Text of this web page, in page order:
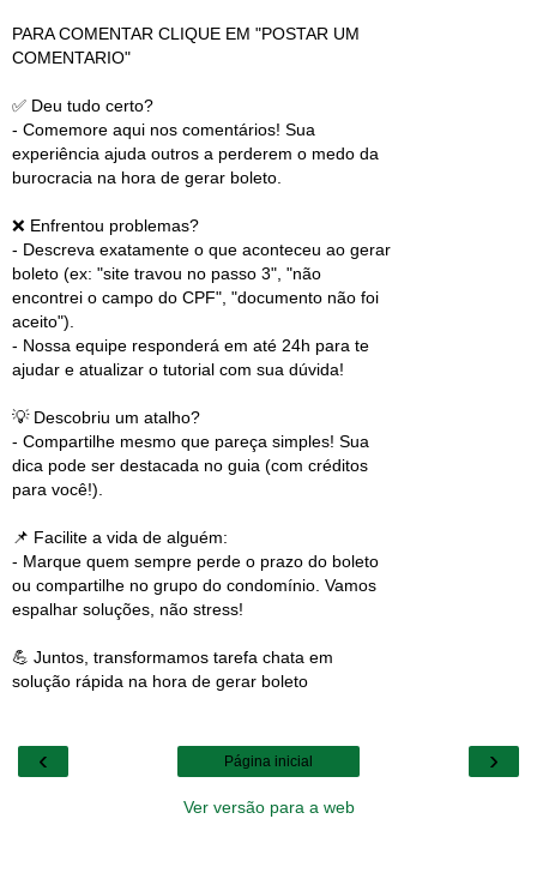
PARA COMENTAR CLIQUE EM "POSTAR UM
COMENTARIO"
✅ Deu tudo certo?
- Comemore aqui nos comentários! Sua
experiência ajuda outros a perderem o medo da
burocracia na hora de gerar boleto.
❌ Enfrentou problemas?
- Descreva exatamente o que aconteceu ao gerar
boleto (ex: "site travou no passo 3", "não
encontrei o campo do CPF", "documento não foi
aceito").
- Nossa equipe responderá em até 24h para te
ajudar e atualizar o tutorial com sua dúvida!
💡 Descobriu um atalho?
- Compartilhe mesmo que pareça simples! Sua
dica pode ser destacada no guia (com créditos
para você!).
📌 Facilite a vida de alguém:
- Marque quem sempre perde o prazo do boleto
ou compartilhe no grupo do condomínio. Vamos
espalhar soluções, não stress!
💪 Juntos, transformamos tarefa chata em
solução rápida na hora de gerar boleto
‹ ›
Página inicial
Ver versão para a web